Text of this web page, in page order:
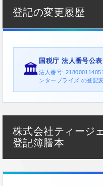
登記の変更履歴
🏛️
国税庁 法人番号公
法人番号:
ンタープライズ の登記
株式会社ティージ
登記簿謄本